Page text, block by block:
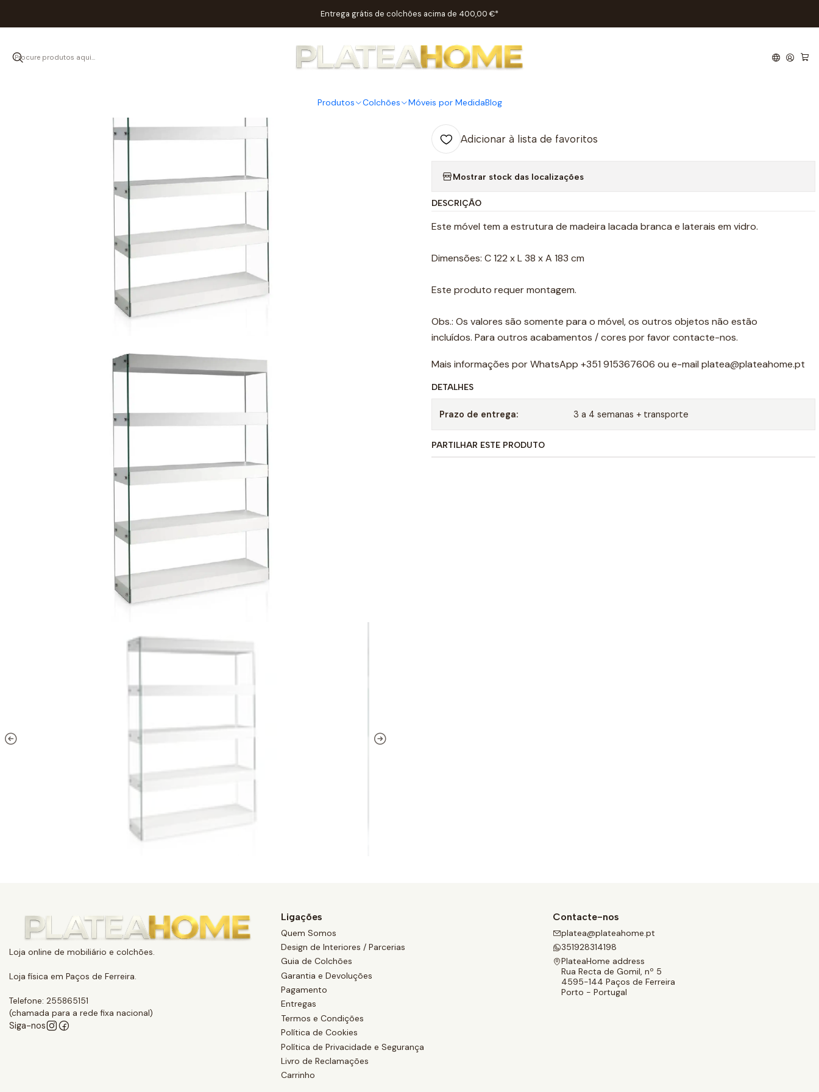
Produtos Colchões Móveis por MedidaBlog
Entrega grátis de colchões acima de 400,00 €*
Salas Estantes Estante com laterais em vidro 1110F
|
Estante com laterais em vidro
1110F
Adicionar à lista de favoritos
Mostrar stock das localizações
DESCRIÇÃO
Este móvel tem a estrutura de madeira lacada branca e laterais em vidro.
Dimensões: C 122 x L 38 x A 183 cm
Este produto requer montagem.
Obs.: Os valores são somente para o móvel, os outros objetos não estão
incluídos. Para outros acabamentos / cores por favor contacte-nos.
Mais informações por WhatsApp +351 915367606 ou e-mail platea@plateahome.pt
DETALHES
Prazo de entrega: 3 a 4 semanas + transporte
PARTILHAR ESTE PRODUTO
Loja online de mobiliário e colchões.
Loja física em Paços de Ferreira.
Telefone: 255865151
(chamada para a rede fixa nacional)
Siga-nos
Ligações
Quem Somos
Design de Interiores / Parcerias
Guia de Colchões
Garantia e Devoluções
Pagamento
Entregas
Termos e Condições
Política de Cookies
Política de Privacidade e Segurança
Livro de Reclamações
Carrinho
Contacte-nos
platea@plateahome.pt
351928314198
PlateaHome address
Rua Recta de Gomil, nº 5
4595-144 Paços de Ferreira
Porto - Portugal